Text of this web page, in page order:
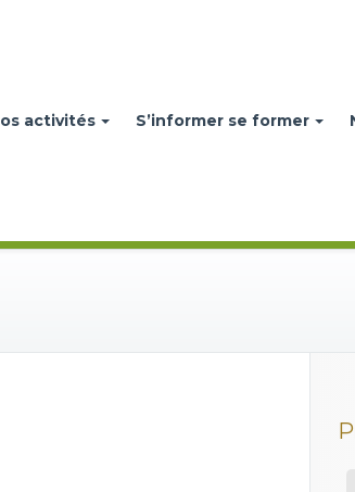
activités S’informer se former